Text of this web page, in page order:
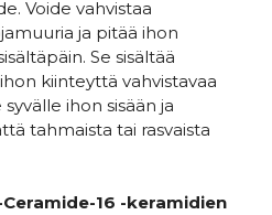
Voide vahvistaa
ja pitää ihon
Se sisältää
ihon kiinteyttä vahvistavaa
ihon sisään ja
tahmaista tai rasvaista
16 -keramidien